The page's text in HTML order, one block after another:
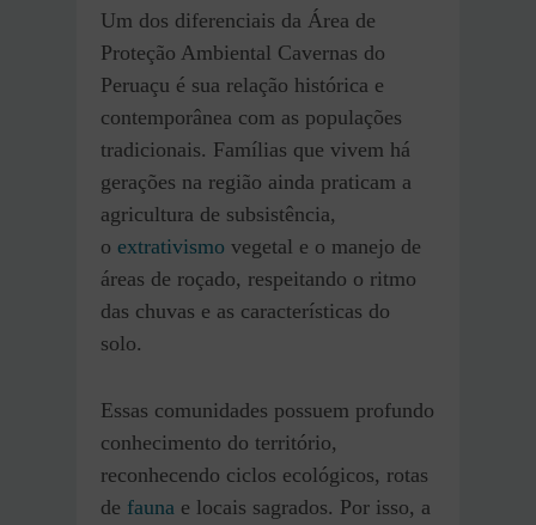
Um dos diferenciais da Área de
Proteção Ambiental Cavernas do
Peruaçu é sua relação histórica e
contemporânea com as populações
tradicionais. Famílias que vivem há
gerações na região ainda praticam a
agricultura de subsistência,
o extrativismo vegetal e o manejo de
áreas de roçado, respeitando o ritmo
das chuvas e as características do
solo.
Essas comunidades possuem profundo
conhecimento do território,
reconhecendo ciclos ecológicos, rotas
de fauna e locais sagrados. Por isso, a